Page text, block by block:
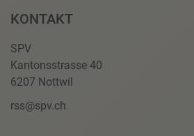
KONTAKT
SPV
Kantonsstrasse 40
6207 Nottwil
rss@spv.ch